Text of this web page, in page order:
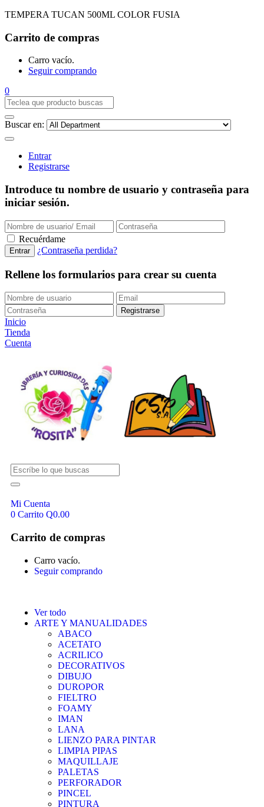
TEMPERA TUCAN 500ML COLOR FUSIA
Carrito de compras
Carro vacío.
Seguir comprando
0
Buscar en:
Entrar
Registrarse
Introduce tu nombre de usuario y contraseña para
iniciar sesión.
Recuérdame
¿Contraseña perdida?
Rellene los formularios para crear su cuenta
Inicio
Tienda
Cuenta
Mi Cuenta
0 Carrito Q0.00
Carrito de compras
Carro vacío.
Seguir comprando
Ver todo
ARTE Y MANUALIDADES
ABACO
ACETATO
ACRILICO
DECORATIVOS
DIBUJO
DUROPOR
FIELTRO
FOAMY
IMAN
LANA
LIENZO PARA PINTAR
LIMPIA PIPAS
MAQUILLAJE
PALETAS
PERFORADOR
PINCEL
PINTURA